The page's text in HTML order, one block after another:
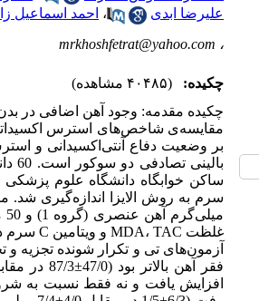
علیرضا ابدی
، احمد اسماعیل
، mrkhoshfetrat@yahoo.com
چکیده:
(۴۰۴۸۵ مشاهده)
چکیده مقدمه: وجود آهن اضافی در
بر وضعیت دفاع آنتی‌اکسیدانی و
ساکن خوابگاه دانشگاه علوم
افزایش یافت و نه فقط نسبت به